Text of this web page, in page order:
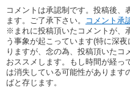
コメントは承認制です。投稿後、
ます。ご了承下さい。
コメント承
※まれに投稿頂いたコメントが、
う事象が起こっています(特に深
りますが、念の為、投稿頂いたコ
おススメします。もし時間が経っ
は消失している可能性があります
ばと存じます。